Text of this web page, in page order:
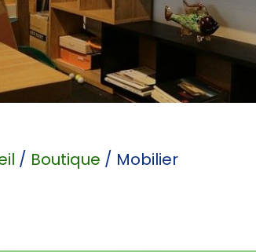
/ Boutique / Mobilier